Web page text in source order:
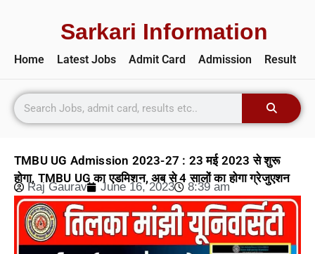
Sarkari Information
Home Latest Jobs Admit Card Admission Result
TMBU UG Admission 2023-27 : 23 मई 2023 से शुरू
होगा, TMBU UG का एडमिशन, अब से 4 सालों का होगा ग्रेजुएशन
Raj Gaurav June 16, 2023 8:39 am